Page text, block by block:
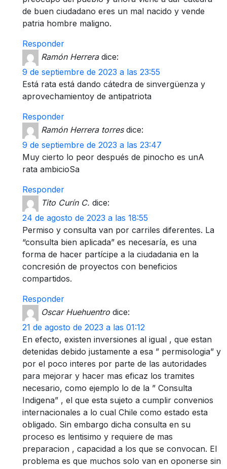
de buen ciudadano eres un mal nacido y vende
patria hombre maligno.
Responder
Ramón Herrera dice:
9 de septiembre de 2023 a las 23:55
Está rata está dando cátedra de sinvergüenza y
aprovechamientoy de antipatriota
Responder
Ramón Herrera torres dice:
9 de septiembre de 2023 a las 23:47
Muy cierto lo peor después de pinocho es unA
rata ambicioSa
Responder
Tito Curín C. dice:
24 de agosto de 2023 a las 18:55
Permiso y consulta van por carriles diferentes. La
“consulta bien aplicada” es necesaría, es una
forma de hacer partícipe a la ciudadania en la
concresión de proyectos con beneficios
compartidos.
Responder
Oscar Huehuentro dice:
21 de agosto de 2023 a las 01:12
En efecto, existen inversiones al igual , que estan
detenidas debido justamente a esa ” permisologia” y
por el poco interes por parte de las autoridades
para mejorar y hacer mas eficaz los tramites
necesario, como ejemplo lo de la ” Consulta
Indigena” , el que esta sujeto a cumplir convenios
internacionales a lo cual Chile como estado esta
obligado. Sin embargo dicha consulta en su
proceso es lentisimo y requiere de mas
preparacion , capacidad a los que se convocan. El
problema es que muchos solo van en oponerse sin